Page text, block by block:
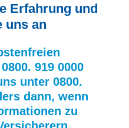
Erfahrung und
uns an
919 0000
unter 0800.
dann, wenn
zu